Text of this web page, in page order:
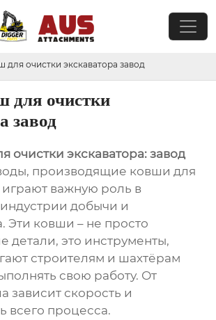
для очистки экскаватора завод
для очистки
завод
очистки экскаватора: завод
производящие ковши для
играют важную роль в
добычи и
Эти ковши – не просто
детали, это инструменты,
строителям и шахтёрам
свою работу. От
зависит скорость и
всего процесса.